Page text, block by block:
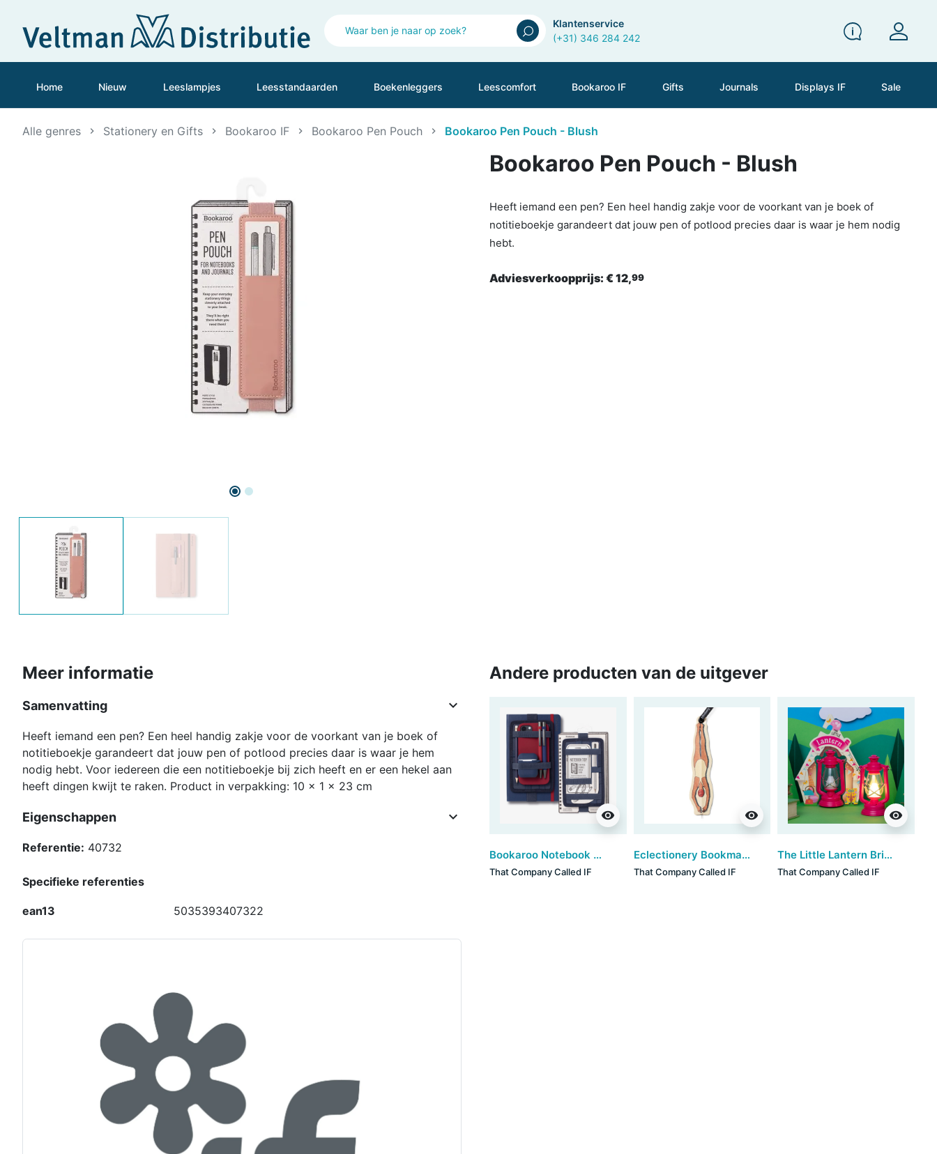
Klantenservice
(+31) 346 284 242
Home Nieuw Leeslampjes Leesstandaarden Boekenleggers Leescomfort Bookaroo IF Gifts Journals Displays IF Sale
Alle genres Stationery en Gifts Bookaroo IF Bookaroo Pen Pouch Bookaroo Pen Pouch - Blush
Bookaroo Pen Pouch - Blush
Heeft iemand een pen? Een heel handig zakje voor de voorkant van je boek of
notitieboekje garandeert dat jouw pen of potlood precies daar is waar je hem nodig
hebt.
Adviesverkoopprijs: € 12,99
Meer informatie
Samenvatting 
Heeft iemand een pen? Een heel handig zakje voor de voorkant van je boek of
notitieboekje garandeert dat jouw pen of potlood precies daar is waar je hem
nodig hebt. Voor iedereen die een notitieboekje bij zich heeft en er een hekel aan
heeft dingen kwijt te raken. Product in verpakking: 10 x 1 x 23 cm
Eigenschappen 
Referentie: 40732
Specifieke referenties
ean13 5035393407322
Andere producten van de uitgever
visibility
Bookaroo Notebook Tidy - Navy
That Company Called IF
visibility
Eclectionery Bookmark Pens - Swimmer (set van 3)
That Company Called IF
visibility
The Little Lantern Bright - Pink
That Company Called IF